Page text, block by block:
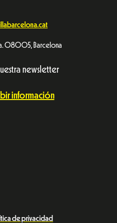
7a. 08005, Barcelona
newsletter
información
de privacidad